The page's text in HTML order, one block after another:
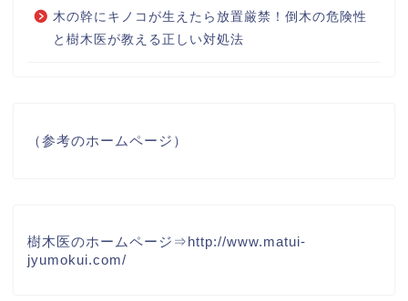
木の幹にキノコが生えたら放置厳禁！倒木の危険性
と樹木医が教える正しい対処法
（参考のホームページ）
樹木医のホームページ⇒http://www.matui-
jyumokui.com/